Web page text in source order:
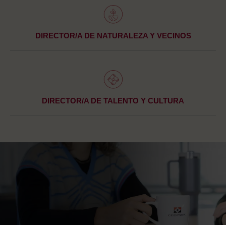
DIRECTOR/A DE NATURALEZA Y VECINOS
DIRECTOR/A DE TALENTO Y CULTURA